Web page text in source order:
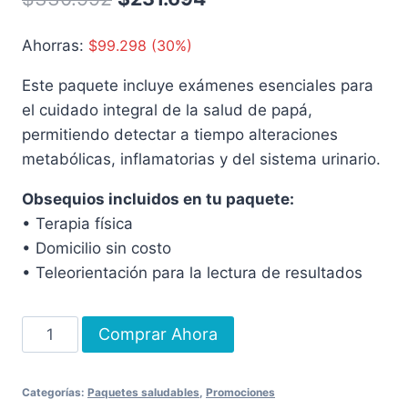
Ahorras: $99.298 (30%)
Este paquete incluye exámenes esenciales para
el cuidado integral de la salud de papá,
permitiendo detectar a tiempo alteraciones
metabólicas, inflamatorias y del sistema urinario.
Obsequios incluidos en tu paquete:
• Terapia física
• Domicilio sin costo
• Teleorientación para la lectura de resultados
Comprar Ahora
Categorías: Paquetes saludables Promociones